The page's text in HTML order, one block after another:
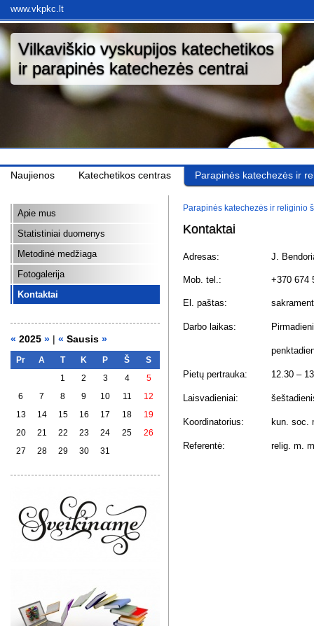
www.vkpkc.lt
Vilkaviškio vyskupijos katechetikos
ir parapinės katechezės centrai
Naujienos Katechetikos centras Parapinės katechezės ir
Apie mus
Statistiniai duomenys
Metodinė medžiaga
Fotogalerija
Kontaktai
« 2025 » | « Sausis »
Pr A T K P Š
S
1
2 3 4
5
6
7 8 9 10 11
12
13
14 15 16 17 18
19
20
21 22 23 24 25
26
27
28 29 30 31
Parapinės katechezės ir religinio
Kontaktai
Adresas: J.
Mob. tel.: +370 674
El. paštas:
Darbo laikas:
Pietų pertrauka: 12.30 –
Laisvadieniai:
Koordinatorius: kun. soc.
Referentė: relig. m.